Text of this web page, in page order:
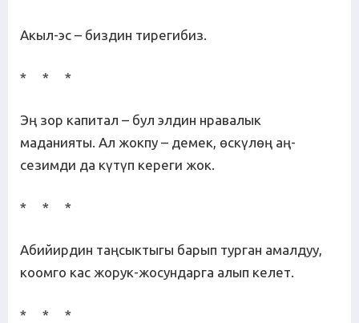
Акыл-эс – биздин тирегибиз.
* * *
Эң зор капитал – бул элдин нравалык
маданияты. Ал жокпу – демек, өскүлөң аң-
сезимди да күтүп кереги жок.
* * *
Абийирдин таңсыктыгы барып турган амалдуу,
коомго кас жорук-жосундарга алып келет.
* * *